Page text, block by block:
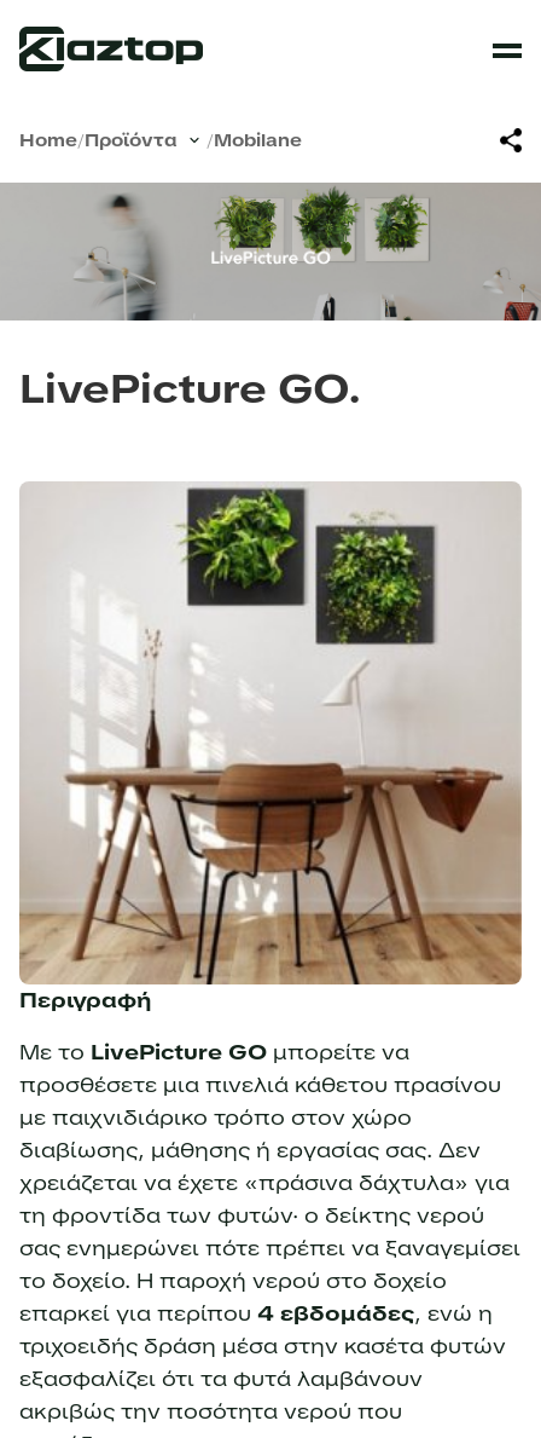
Home/Προϊόντα /Mobilane
LivePicture GO
Περιγραφή
Με το LivePicture GO μπορείτε να
προσθέσετε μια πινελιά κάθετου πρασίνου
με παιχνιδιάρικο τρόπο στον χώρο
διαβίωσης, μάθησης ή εργασίας σας. Δεν
χρειάζεται να έχετε «πράσινα δάχτυλα» για
τη φροντίδα των φυτών· ο δείκτης νερού
σας ενημερώνει πότε πρέπει να ξαναγεμίσει
το δοχείο. Η παροχή νερού στο δοχείο
επαρκεί για περίπου 4 εβδομάδες, ενώ η
τριχοειδής δράση μέσα στην κασέτα φυτών
εξασφαλίζει ότι τα φυτά λαμβάνουν
ακριβώς την ποσότητα νερού που